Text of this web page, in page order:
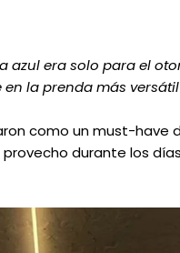
azul era solo para el
la prenda más
como un must-have
durante los